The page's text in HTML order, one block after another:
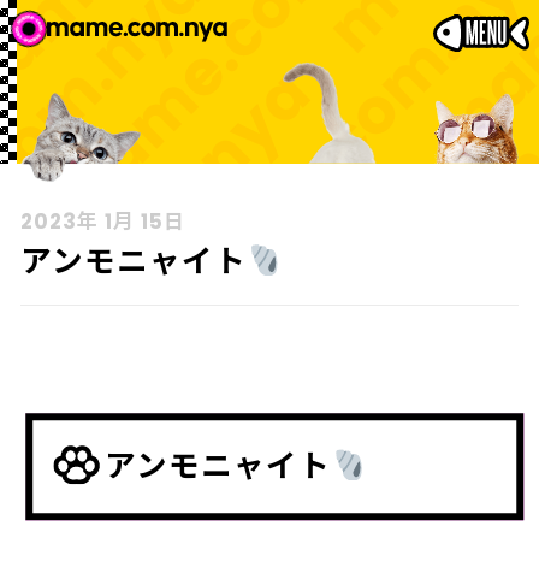
2023年 1月 15日
アンモニャイト
アンモニャイト